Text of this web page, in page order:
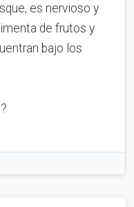
es nervioso y
de frutos y
bajo los